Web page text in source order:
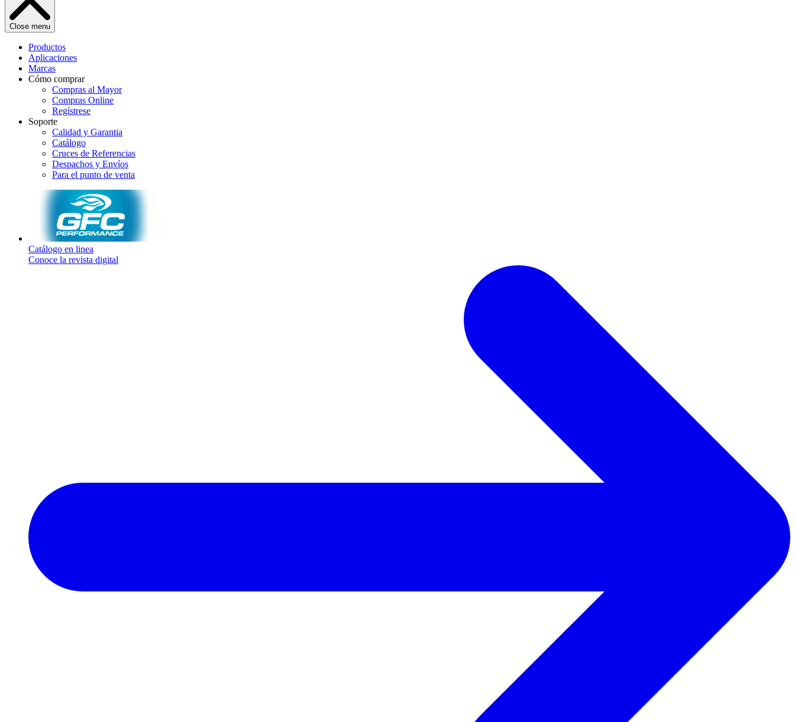
Close menu
Productos
Aplicaciones
Marcas
Cómo comprar
Compras al Mayor
Compras Online
Regístrese
Soporte
Calidad y Garantia
Catálogo
Cruces de Referencias
Despachos y Envíos
Para el punto de venta
Catálogo en linea
Conoce la revista digital